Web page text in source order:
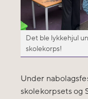
Det ble lykkehjul
skolekorps!
Under
skolekorpsets og